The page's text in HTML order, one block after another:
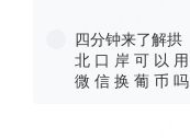
四分钟来了解拱
北 口 岸 可 以 用
微 信 换 葡 币 吗